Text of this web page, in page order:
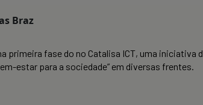
Braz
primeira fase do no Catalisa ICT, uma
estar para a sociedade” em diversas frentes.